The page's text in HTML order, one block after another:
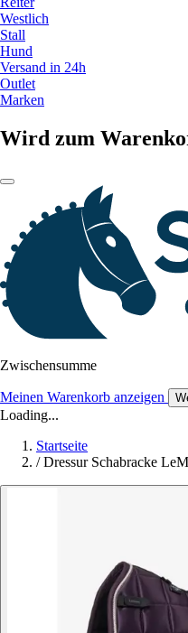
Westlich
Stall
Hund
Versand in 24h
Outlet
Marken
Wird zum
Zwischensumme
Meinen Warenkorb anzeigen
Loading...
Startseite
/ Dressur Schabracke